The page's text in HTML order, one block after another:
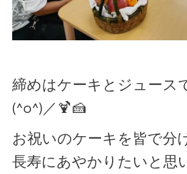
締めはケーキとジュース
(^o^)／🍹🍰
お祝いのケーキを皆で分
長寿にあやかりたいと思